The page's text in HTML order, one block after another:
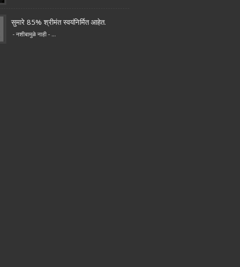
सुमारे 85% श्रीमंत स्वयंनिर्मित आहेत.
- नशीबामुळे नाही - ...